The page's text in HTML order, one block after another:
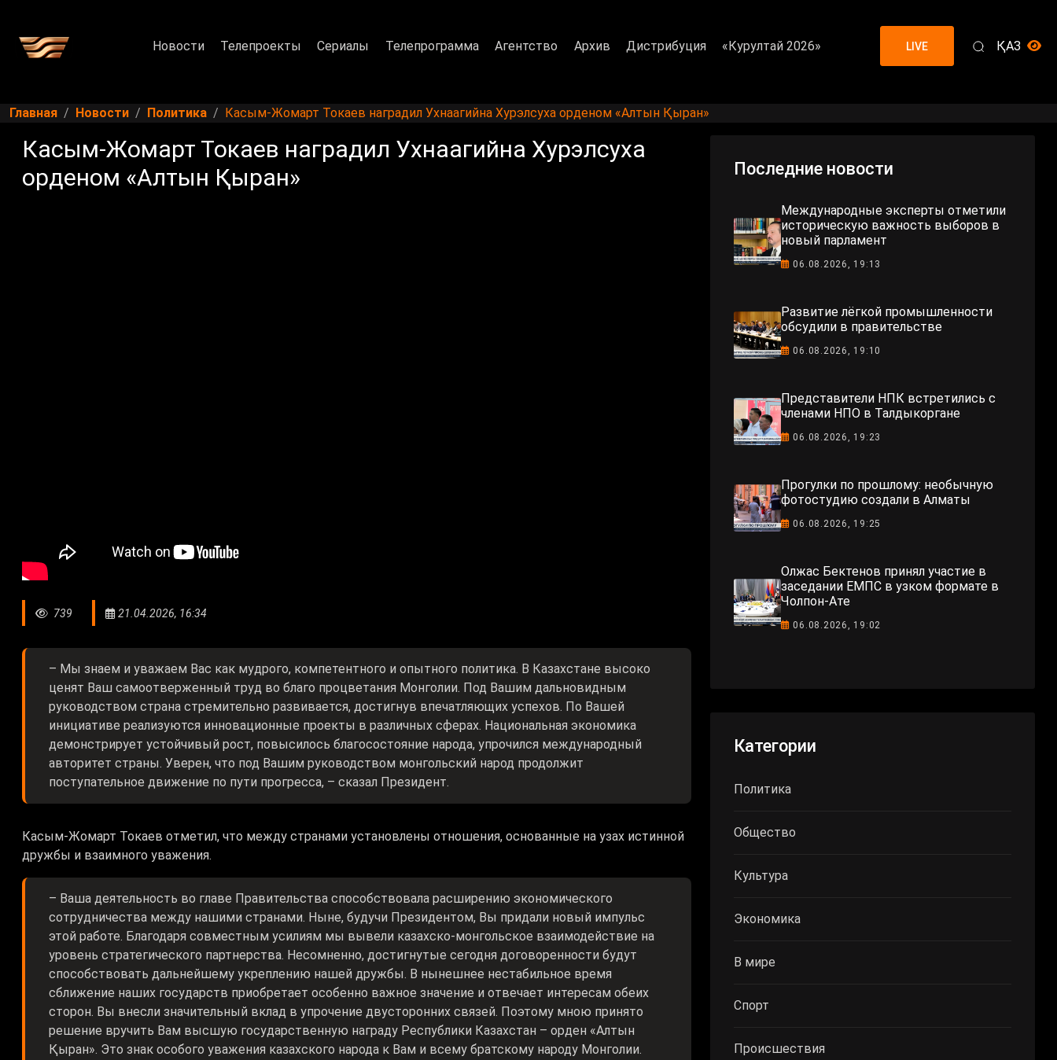
Новости Телепроекты Сериалы Телепрограмма Агентство Архив Дистрибуция «Курултай 2026» LIVE ҚАЗ
Главная Новости Политика Касым-Жомарт Токаев наградил Ухнаагийна Хурэлсуха орденом «Алтын Қыран»
Касым-Жомарт Токаев наградил Ухнаагийна Хурэлсуха
орденом «Алтын Қыран»
739 21.04.2026, 16:34
– Мы знаем и уважаем Вас как мудрого, компетентного и опытного политика. В Казахстане высоко
ценят Ваш самоотверженный труд во благо процветания Монголии. Под Вашим дальновидным
руководством страна стремительно развивается, достигнув впечатляющих успехов. По Вашей
инициативе реализуются инновационные проекты в различных сферах. Национальная экономика
демонстрирует устойчивый рост, повысилось благосостояние народа, упрочился международный
авторитет страны. Уверен, что под Вашим руководством монгольский народ продолжит
поступательное движение по пути прогресса, – сказал Президент.
Касым-Жомарт Токаев отметил, что между странами установлены отношения, основанные на узах истинной
дружбы и взаимного уважения.
– Ваша деятельность во главе Правительства способствовала расширению экономического
сотрудничества между нашими странами. Ныне, будучи Президентом, Вы придали новый импульс
этой работе. Благодаря совместным усилиям мы вывели казахско-монгольское взаимодействие на
уровень стратегического партнерства. Несомненно, достигнутые сегодня договоренности будут
способствовать дальнейшему укреплению нашей дружбы. В нынешнее нестабильное время
сближение наших государств приобретает особенно важное значение и отвечает интересам обеих
сторон. Вы внесли значительный вклад в упрочение двусторонних связей. Поэтому мною принято
решение вручить Вам высшую государственную награду Республики Казахстан – орден «Алтын
Қыран». Это знак особого уважения казахского народа к Вам и всему братскому народу Монголии.
Последние новости
Международные эксперты отметили
историческую важность выборов в
новый парламент
06.08.2026, 19:13
Развитие лёгкой промышленности
обсудили в правительстве
06.08.2026, 19:10
Представители НПК встретились с
членами НПО в Талдыкоргане
06.08.2026, 19:23
Прогулки по прошлому: необычную
фотостудию создали в Алматы
06.08.2026, 19:25
Олжас Бектенов принял участие в
заседании ЕМПС в узком формате в
Чолпон-Ате
06.08.2026, 19:02
Категории
Политика
Общество
Культура
Экономика
В мире
Спорт
Происшествия